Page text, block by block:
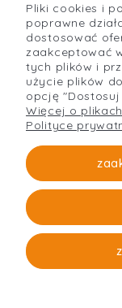
Strefabudowy
O firmie
Pliki cookies i
poprawne
dostosować
zaakceptować
tych plików i
użycie plików
opcję
Więcej o
Polityce